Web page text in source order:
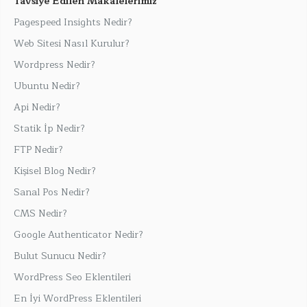
Pagespeed Insights Nedir?
Web Sitesi Nasıl Kurulur?
Wordpress Nedir?
Ubuntu Nedir?
Api Nedir?
Statik İp Nedir?
FTP Nedir?
Kişisel Blog Nedir?
Sanal Pos Nedir?
CMS Nedir?
Google Authenticator Nedir?
Bulut Sunucu Nedir?
WordPress Seo Eklentileri
En İyi WordPress Eklentileri